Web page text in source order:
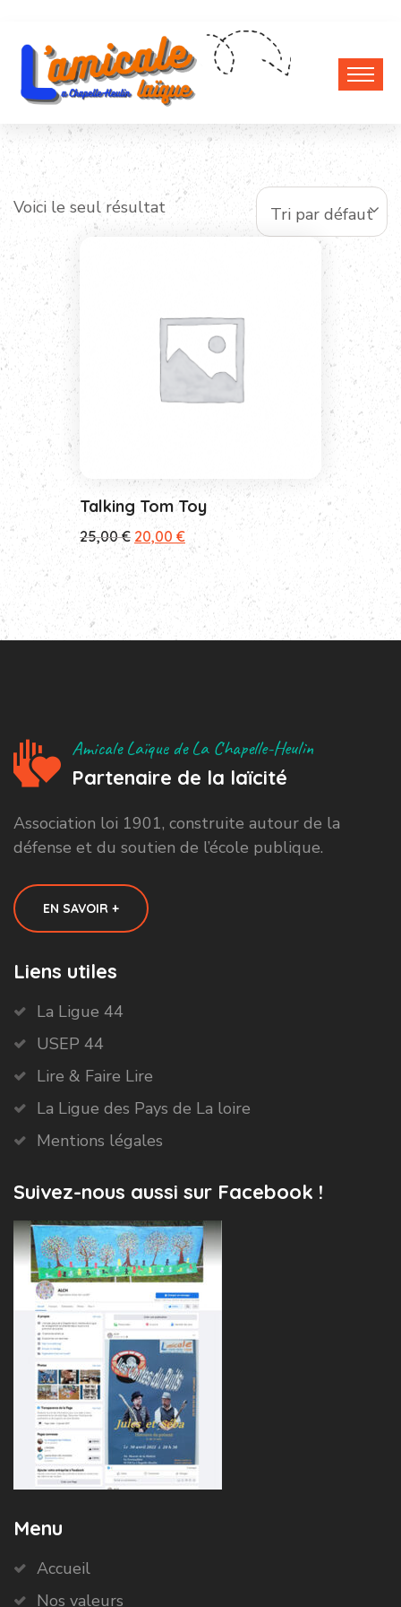
Voici le seul résultat Tri par défaut
Talking Tom Toy
25,00€ Le
prix
initial
était :
25,00 €.
20,00 €Le
prix
actuel
est :
20,00 €.
Amicale Laïque de La Chapelle-Heulin
Partenaire de la laïcité
Association loi 1901, construite autour de la
défense et du soutien de l’école publique.
EN SAVOIR +
Liens utiles
La Ligue 44
USEP 44
Lire & Faire Lire
La Ligue des Pays de La loire
Mentions légales
Suivez-nous aussi sur Facebook !
Menu
Accueil
Nos valeurs